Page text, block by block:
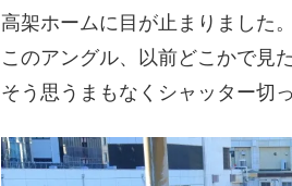
高架ホームに目が止まりました。
このアングル、以前どこかで見
そう思うまもなくシャッター切